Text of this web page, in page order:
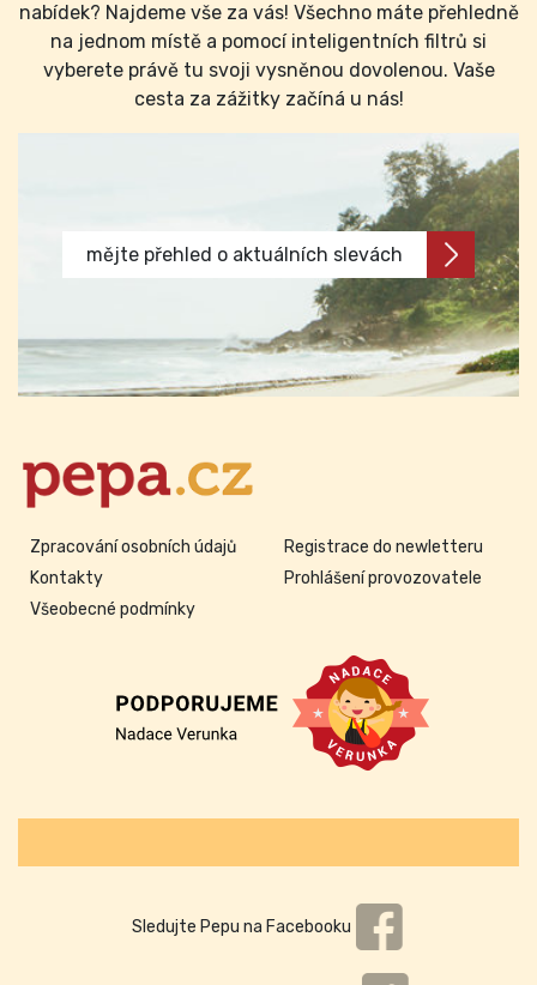
nabídek? Najdeme vše za vás! Všechno máte přehledně
na jednom místě a pomocí inteligentních filtrů si
vyberete právě tu svoji vysněnou dovolenou. Vaše
cesta za zážitky začíná u nás!
mějte přehled o aktuálních slevách
Zpracování osobních údajů
Kontakty
Všeobecné podmínky
Registrace do newletteru
Prohlášení provozovatele
Sledujte Pepu na Facebooku